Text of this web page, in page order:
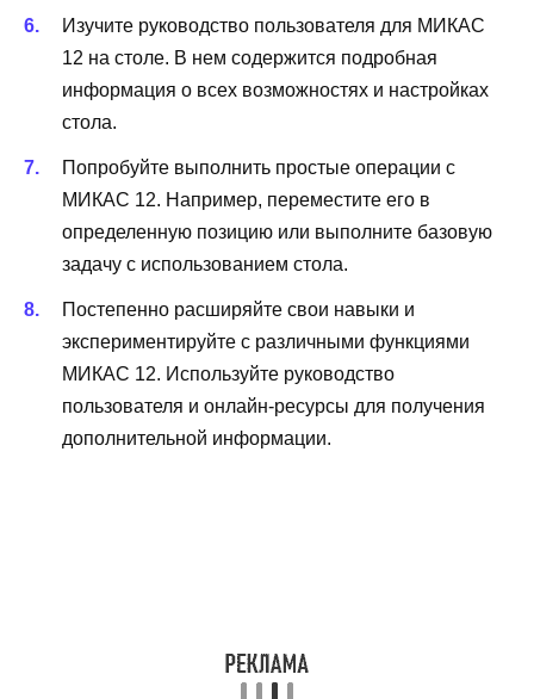
Изучите руководство пользователя для МИКАС
12 на столе. В нем содержится подробная
информация о всех возможностях и настройках
стола.
Попробуйте выполнить простые операции с
МИКАС 12. Например, переместите его в
определенную позицию или выполните базовую
задачу с использованием стола.
Постепенно расширяйте свои навыки и
экспериментируйте с различными функциями
МИКАС 12. Используйте руководство
пользователя и онлайн-ресурсы для получения
дополнительной информации.